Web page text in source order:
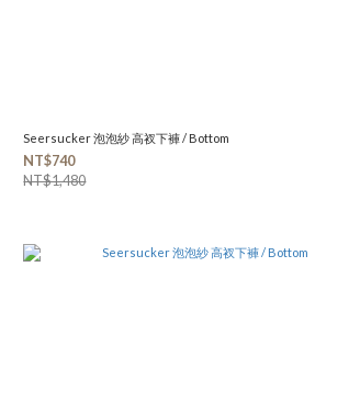
Seersucker 泡泡紗 高衩下褲 / Bottom
NT$740
NT$1,480